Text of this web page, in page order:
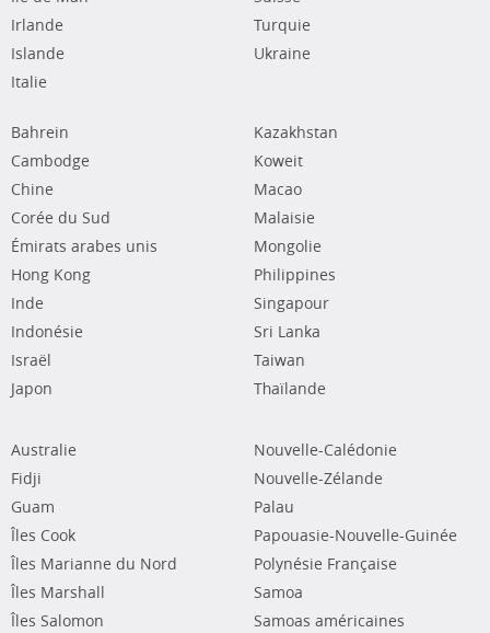
Irlande
Islande
Italie
Turquie
Ukraine
Bahrein
Cambodge
Chine
Corée du Sud
Émirats arabes unis
Hong Kong
Inde
Indonésie
Israël
Japon
Kazakhstan
Koweit
Macao
Malaisie
Mongolie
Philippines
Singapour
Sri Lanka
Taiwan
Thaïlande
Australie
Fidji
Guam
Îles Cook
Îles Marianne du Nord
Îles Marshall
Îles Salomon
Nouvelle-Calédonie
Nouvelle-Zélande
Palau
Papouasie-Nouvelle-Guinée
Polynésie Française
Samoa
Samoas américaines